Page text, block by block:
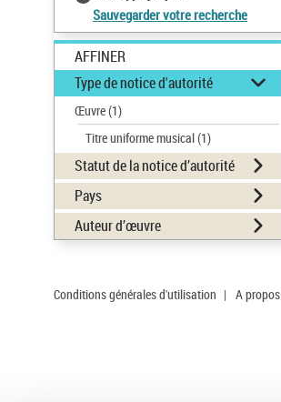
Sauvegarder votre recherche
AFFINER
Type de notice d'autorité
Œuvre(1)
Titre uniforme musical(1)
Statut de la notice d’autorité
Pays
Auteur d’œuvre
Conditions générales d'utilisation | A propos